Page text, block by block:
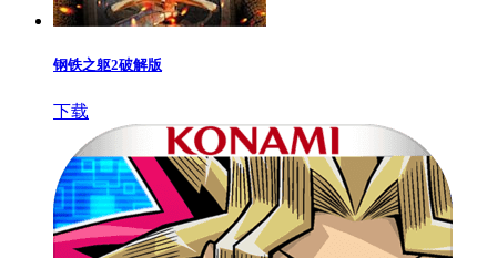
钢铁之躯2破解版
下载